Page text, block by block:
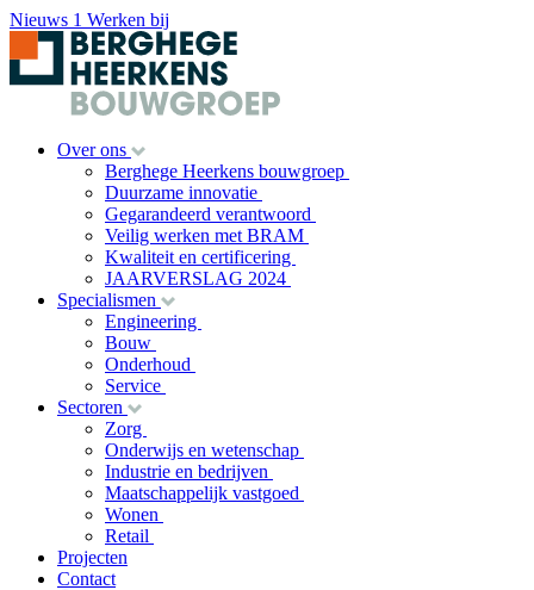
Nieuws 1 Werken bij
Over ons
Berghege Heerkens bouwgroep
Duurzame innovatie
Gegarandeerd verantwoord
Veilig werken met BRAM
Kwaliteit en certificering
JAARVERSLAG 2024
Specialismen
Engineering
Bouw
Onderhoud
Service
Sectoren
Zorg
Onderwijs en wetenschap
Industrie en bedrijven
Maatschappelijk vastgoed
Wonen
Retail
Projecten
Contact